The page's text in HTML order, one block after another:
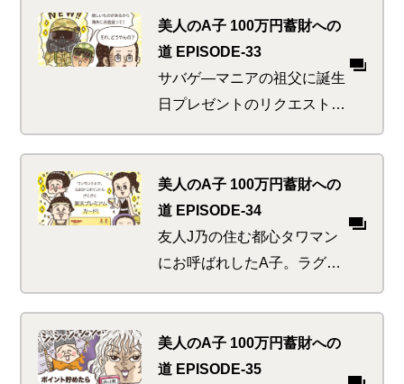
メージは人それぞれ。しかし
全員が感じていた、そこはか
となく漂う中華マネーの潮流
とそれに乗っかりたいお互い
美人のA子 100万円蓄財への
道 EPISODE-33
サバゲ―マニアの祖父に誕生
日プレゼントのリクエストを
聞くことにしたA子。案の定
素人には縁遠いコアグッズを
所望され、かつ知らぬ間に異
国に移住していた事実も判
明。祖母のナイス助け舟があ
るも、海外への送金などした
美人のA子 100万円蓄財への
道 EPISODE-34
友人J乃の住む都心タワマン
にお呼ばれしたA子。ラグジ
ュアリーな生活を垣間見る
が、うらやましがってるばか
りではいられない！真のセレ
ブはワンランク上＆ワンラン
美人のA子 100万円蓄財への
道 EPISODE-35